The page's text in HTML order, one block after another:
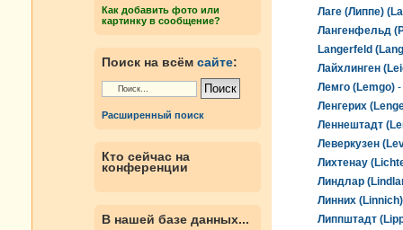
Как добавить фото или
картинку в сообщение?
Поиск на всём сайте:
Расширенный поиск
Кто сейчас на
конференции
В нашей базе данных...
Лаге (Липпе)
Лангенфельд
Langerfeld
Лайхлинген
Лемго (Lemgo) -
Ленгерих
Леннештадт
Леверкузен
Лихтенау
Линдлар
Линних (Linnich)
Липпштадт